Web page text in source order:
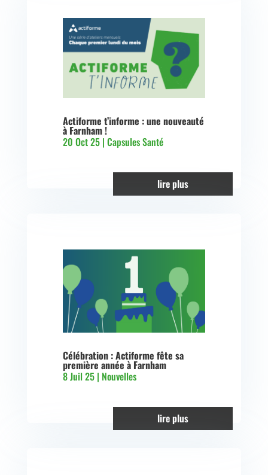
Actiforme t’informe : une nouveauté
à Farnham !
20 Oct 25| Capsules Santé
lire plus
Célébration : Actiforme fête sa
première année à Farnham
8 Juil 25| Nouvelles
lire plus